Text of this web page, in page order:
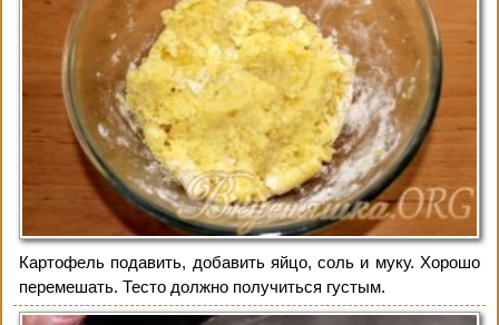
Картофель подавить, добавить яйцо, соль и муку. Хорошо
перемешать. Тесто должно получиться густым.